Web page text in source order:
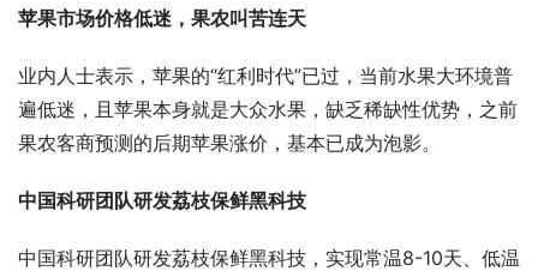
苹果市场价格低迷，果农叫苦连天
业内人士表示，苹果的“红利时代”已过，当前水果大环境普
遍低迷，且苹果本身就是大众水果，缺乏稀缺性优势，之前
果农客商预测的后期苹果涨价，基本已成为泡影。
中国科研团队研发荔枝保鲜黑科技
中国科研团队研发荔枝保鲜黑科技，实现常温8-10天、低温